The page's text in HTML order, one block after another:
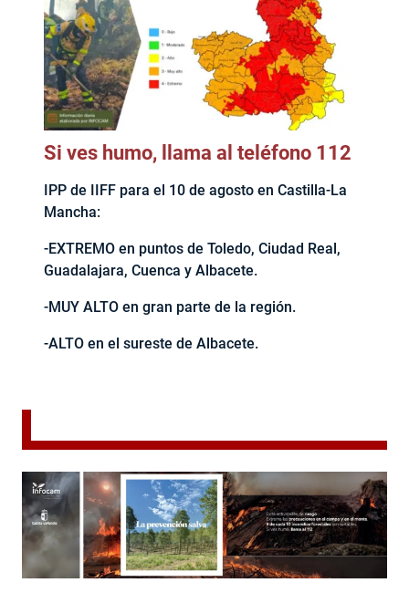
Si ves humo, llama al teléfono 112
IPP de IIFF para el 10 de agosto en Castilla-La
Mancha:
-EXTREMO en puntos de Toledo, Ciudad Real,
Guadalajara, Cuenca y Albacete.
-MUY ALTO en gran parte de la región.
-ALTO en el sureste de Albacete.